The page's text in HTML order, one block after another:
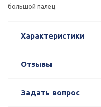
большой палец
Характеристики
Отзывы
Задать вопрос